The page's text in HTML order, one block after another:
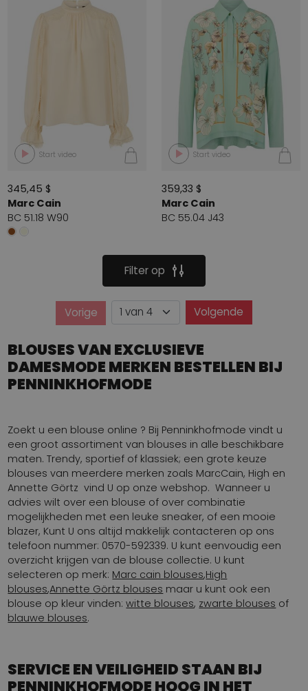
Start video
345,45 $
Marc Cain
BC 51.18 W90
Start video
359,33 $
Marc Cain
BC 55.04 J43
Filter op
Vorige
Pagina
Volgende
BLOUSES VAN EXCLUSIEVE
DAMESMODE MERKEN BESTELLEN BIJ
PENNINKHOFMODE
Zoekt u een blouse online ? Bij Penninkhofmode vindt u
een groot assortiment van blouses in alle beschikbare
maten. Trendy, sportief of klassiek; een grote keuze
blouses van meerdere merken zoals MarcCain, High en
Annette Görtz vind U op onze webshop. Wanneer u
advies wilt over een blouse of over combinatie
mogelijkheden met een leuke sneaker, of een mooie
blazer, Kunt U ons altijd makkelijk contacteren op ons
telefoon nummer: 0570-592339. U kunt eenvoudig een
overzicht krijgen van de blouse collectie. U kunt
selecteren op merk: Marc cain blouses,High
blouses,Annette Görtz blouses maar u kunt ook een
blouse op kleur vinden:witte blouses, zwarte blouses of
blauwe blouses.
SERVICE EN VEILIGHEID STAAN BIJ
PENNINKHOFMODE HOOG IN HET